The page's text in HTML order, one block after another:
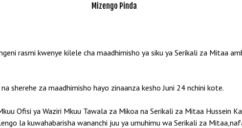
Mizengo Pinda
rasmi kwenye kilele cha maadhimisho ya siku ya Serikali za Mitaa
sherehe za maadhimisho hayo zinaanza kesho Juni 24 nchini kote.
Ofisi ya Waziri Mkuu Tawala za Mikoa na Serikali za Mitaa Hussein
la kuwahabarisha wananchi juu ya umuhimu wa Serikali za